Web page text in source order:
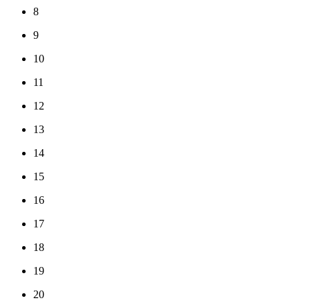
8
9
10
11
12
13
14
15
16
17
18
19
20